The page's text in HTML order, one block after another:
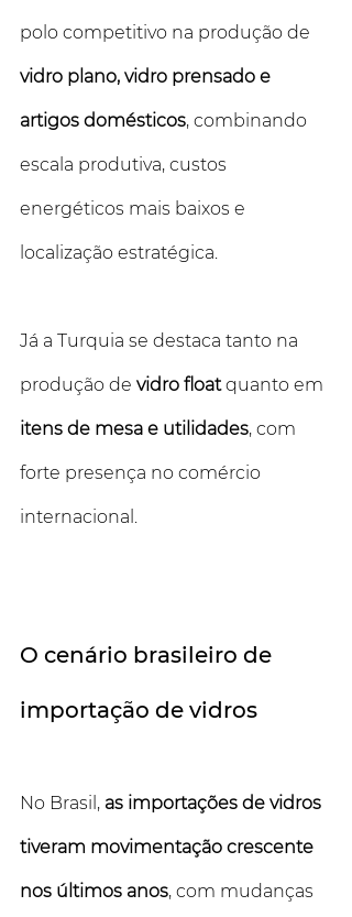
polo competitivo na produção de
vidro plano, vidro prensado e
artigos domésticos, combinando
escala produtiva, custos
energéticos mais baixos e
localização estratégica.
Já a Turquia se destaca tanto na
produção de vidro float quanto em
itens de mesa e utilidades, com
forte presença no comércio
internacional.
O cenário brasileiro de
importação de vidros
No Brasil, as importações de vidros
tiveram movimentação crescente
nos últimos anos, com mudanças